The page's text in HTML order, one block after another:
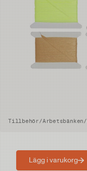
Tillbehör/Arbetsbänken/
Pris
Lägg i varukorg